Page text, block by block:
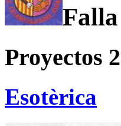
Proyectos
Esotèrica